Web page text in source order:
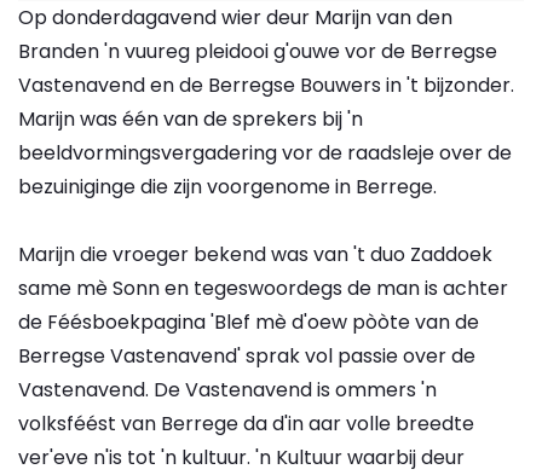
Op donderdagavend wier deur Marijn van den
Branden 'n vuureg pleidooi g'ouwe vor de Berregse
Vastenavend en de Berregse Bouwers in 't bijzonder.
Marijn was één van de sprekers bij 'n
beeldvormingsvergadering vor de raadsleje over de
bezuiniginge die zijn voorgenome in Berrege.
Marijn die vroeger bekend was van 't duo Zaddoek
same mè Sonn en tegeswoordegs de man is achter
de Féésboekpagina 'Blef mè d'oew pòòte van de
Berregse Vastenavend' sprak vol passie over de
Vastenavend. De Vastenavend is ommers 'n
volksféést van Berrege da d'in aar volle breedte
ver'eve n'is tot 'n kultuur. 'n Kultuur waarbij deur